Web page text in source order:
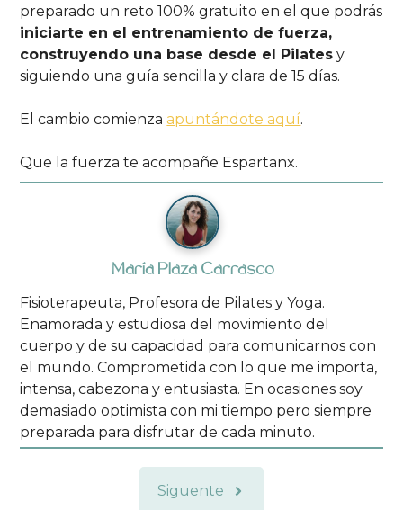
preparado un reto 100% gratuito en el que podrás
iniciarte en el entrenamiento de fuerza,
construyendo una base desde el Pilates y
siguiendo una guía sencilla y clara de 15 días.
El cambio comienzaapuntándote aquí.
Que la fuerza te acompañe Espartanx.
María Plaza Carrasco
Fisioterapeuta, Profesora de Pilates y Yoga.
Enamorada y estudiosa del movimiento del
cuerpo y de su capacidad para comunicarnos con
el mundo. Comprometida con lo que me importa,
intensa, cabezona y entusiasta. En ocasiones soy
demasiado optimista con mi tiempo pero siempre
preparada para disfrutar de cada minuto.
Siguente